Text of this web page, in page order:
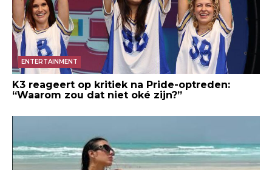
ENTERTAINMENT
K3 reageert op kritiek na Pride-optreden:
“Waarom zou dat niet oké zijn?”